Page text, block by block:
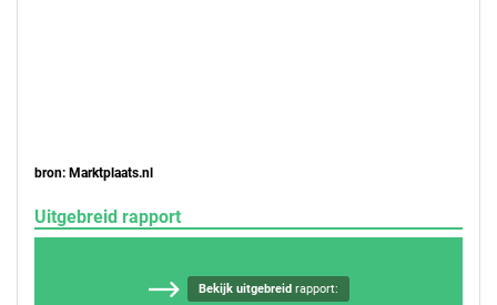
bron: Marktplaats.nl
Uitgebreid rapport
Bekijk uitgebreidrapport: